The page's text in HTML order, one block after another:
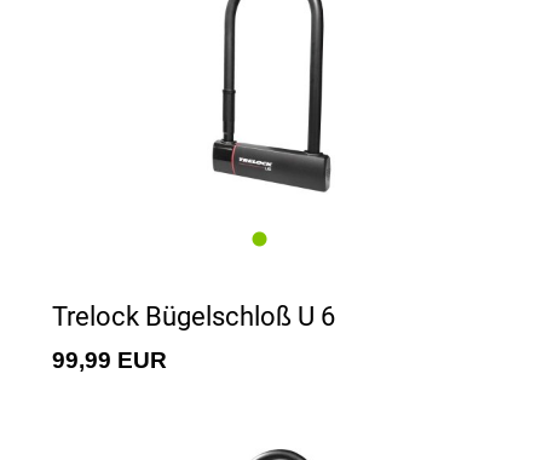
Trelock Bügelschloß U 6
99,99 EUR